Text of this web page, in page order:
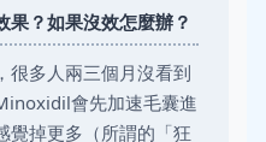
果？如果沒效怎麼辦？
很多人兩三個月沒看到
會先加速毛囊進
覺掉更多（所謂的「狂